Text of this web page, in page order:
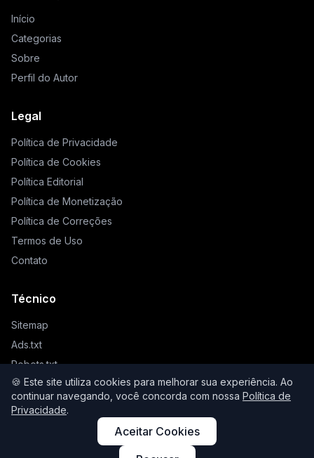
🍪 Este site utiliza cookies para melhorar sua experiência. Ao
continuar navegando, você concorda com nossa Política de
Privacidade.
Aceitar Cookies
Início
Categorias
Sobre
Perfil do Autor
Legal
Política de Privacidade
Política de Cookies
Política Editorial
Política de Monetização
Política de Correções
Termos de Uso
Contato
Técnico
Sitemap
Ads.txt
Robots.txt
Llms.txt
© 2026 Higienista. Todos os direitos reservados.